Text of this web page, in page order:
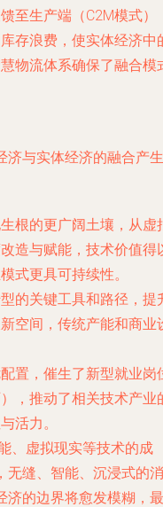
至生产端（C2M模式）
存浪费，使实体经济中
物流体系确保了融合模
济与实体经济的融合产生
根的更广阔土壤，从虚
造与赋能，技术价值得
式更具可持续性。
的关键工具和路径，提
空间，传统产能和商业
置，催生了新型就业岗
，推动了相关技术产业
活力。
、虚拟现实等技术的成
无缝、智能、沉浸式的消
济的边界将愈发模糊，最